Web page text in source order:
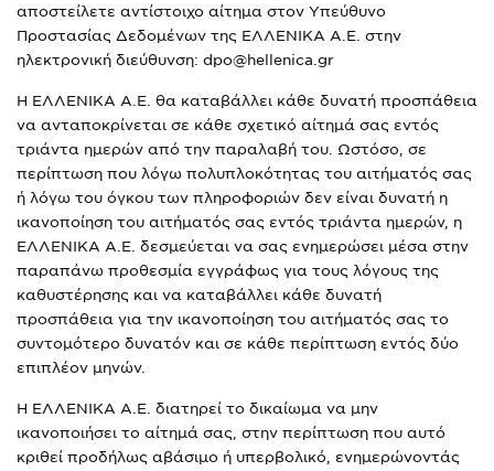
αποστείλετε αντίστοιχο αίτημα στον Υπεύθυνο
Προστασίας Δεδομένων της ΕΛΛΕΝΙΚΑ Α.Ε. στην
ηλεκτρονική διεύθυνση: dpo@hellenica.gr
Η ΕΛΛΕΝΙΚΑ Α.Ε. θα καταβάλλει κάθε δυνατή προσπάθεια
να ανταποκρίνεται σε κάθε σχετικό αίτημά σας εντός
τριάντα ημερών από την παραλαβή του. Ωστόσο, σε
περίπτωση που λόγω πολυπλοκότητας του αιτήματός σας
ή λόγω του όγκου των πληροφοριών δεν είναι δυνατή η
ικανοποίηση του αιτήματός σας εντός τριάντα ημερών, η
ΕΛΛΕΝΙΚΑ Α.Ε. δεσμεύεται να σας ενημερώσει μέσα στην
παραπάνω προθεσμία εγγράφως για τους λόγους της
καθυστέρησης και να καταβάλλει κάθε δυνατή
προσπάθεια για την ικανοποίηση του αιτήματός σας το
συντομότερο δυνατόν και σε κάθε περίπτωση εντός δύο
επιπλέον μηνών.
Η ΕΛΛΕΝΙΚΑ Α.Ε. διατηρεί το δικαίωμα να μην
ικανοποιήσει το αίτημά σας, στην περίπτωση που αυτό
κριθεί προδήλως αβάσιμο ή υπερβολικό, ενημερώνοντάς